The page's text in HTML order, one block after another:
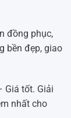
đồng phục,
bền đẹp, giao
Giá tốt. Giải
nhất cho